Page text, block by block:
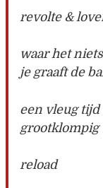
revolte &
waar het
je graaft de
een vleug
grootklompig
reload